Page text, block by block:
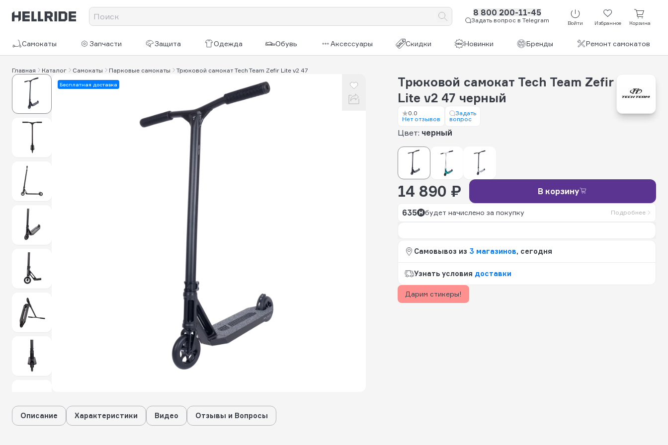
8 800 200-11-45
Задать вопрос в Telegram Войти Избранное Корзина
Самокаты Запчасти Защита Одежда Обувь Аксессуары Скидки Новинки Бренды Ремонт самокатов
Главная Каталог Самокаты Парковые самокаты Трюковой самокат Tech Team Zefir Lite v2 47
Бесплатная доставка
Трюковой самокат Tech Team Zefir
Lite v2 47 черный
0.0
Нет отзывов
Задать
вопрос
Цвет: черный
14 890 ₽ В корзину
635 будет начислено за покупку Подробнее
Самовывоз из 3 магазинов, сегодня
Узнать условия доставки
Дарим стикеры!
Описание Характеристики Видео Отзывы и Вопросы